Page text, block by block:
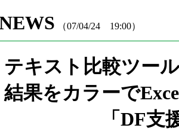
（07/04/24 19:00）
テキスト比較ツー
結果をカラーで
「DF支